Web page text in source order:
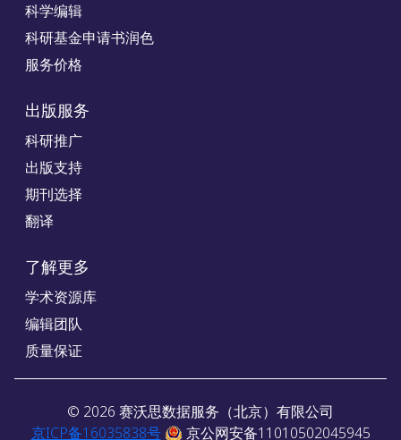
科学编辑
科研基金申请书润色
服务价格
出版服务
科研推广
出版支持
期刊选择
翻译
了解更多
学术资源库
编辑团队
质量保证
© 2026 赛沃思数据服务（北京）有限公司
京ICP备16035838号
京公网安备11010502045945